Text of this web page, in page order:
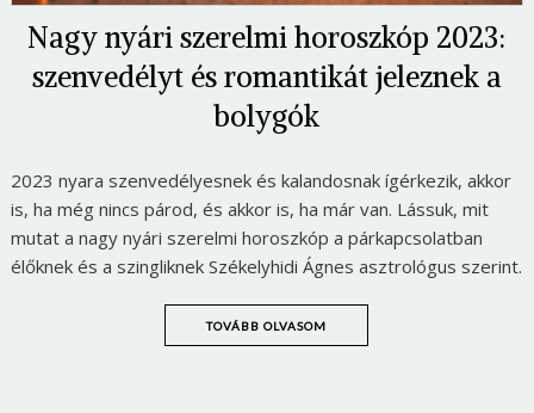
Nagy nyári szerelmi horoszkóp 2023:
szenvedélyt és romantikát jeleznek a
bolygók
2023 nyara szenvedélyesnek és kalandosnak ígérkezik, akkor
is, ha még nincs párod, és akkor is, ha már van. Lássuk, mit
mutat a nagy nyári szerelmi horoszkóp a párkapcsolatban
élőknek és a szingliknek Székelyhidi Ágnes asztrológus szerint.
TOVÁBB OLVASOM